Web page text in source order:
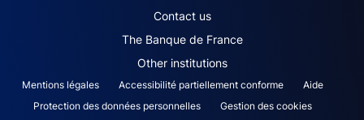
ACPR footer secondary menu (English)
Contact us
The Banque de France
Other institutions
ACPR footer legal notice menu
Mentions légales Accessibilité partiellement conforme
Aide
Protection des données personnelles
Gestion des cookies